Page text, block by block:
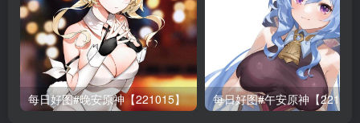
每日好图#晚安原神【221015】 每日好图#午安原神【